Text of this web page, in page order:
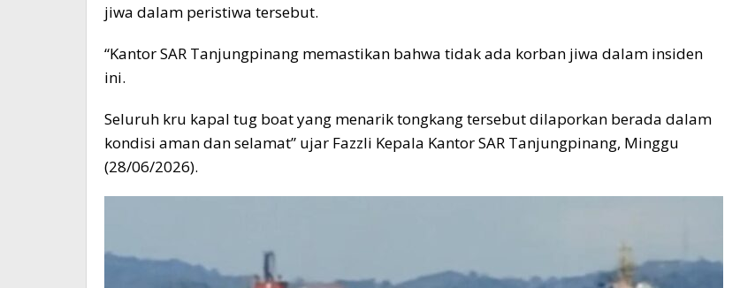
jiwa dalam peristiwa tersebut.
“Kantor SAR Tanjungpinang memastikan bahwa tidak ada korban jiwa dalam insiden
ini.
Seluruh kru kapal tug boat yang menarik tongkang tersebut dilaporkan berada dalam
kondisi aman dan selamat” ujar Fazzli Kepala Kantor SAR Tanjungpinang, Minggu
(28/06/2026).